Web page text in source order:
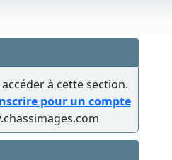
à cette section.
pour un compte